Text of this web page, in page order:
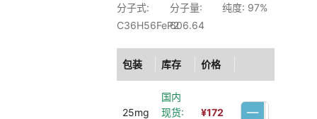
分子式:
C36H56FeP2
分子量:
606.64
纯度: 97%
包装 库存 价格
25mg
国内
现货:
¥172